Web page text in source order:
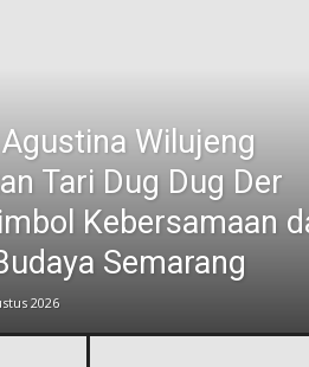
Wilujeng
Tari Dug Dug Der
Kebersamaan
Semarang
2026